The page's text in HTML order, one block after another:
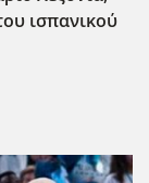
ισπανικού